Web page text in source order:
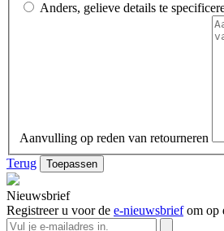
Anders, gelieve details te
Aanvulling op reden van retourneren
Terug
Nieuwsbrief
Registreer u voor de e-nieuwsbriefom op